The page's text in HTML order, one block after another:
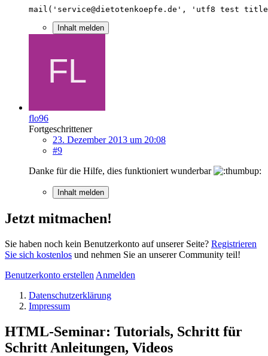
mail('service@dietotenkoepfe.de', 'utf8 test title
Inhalt melden
flo96
Fortgeschrittener
23. Dezember 2013 um 20:08
#9
Danke für die Hilfe, dies funktioniert wunderbar
Inhalt melden
Jetzt mitmachen!
Sie haben noch kein Benutzerkonto auf unserer Seite? Registrieren
Sie sich kostenlos und nehmen Sie an unserer Community teil!
Benutzerkonto erstellen Anmelden
Datenschutzerklärung
Impressum
HTML-Seminar: Tutorials, Schritt für
Schritt Anleitungen, Videos